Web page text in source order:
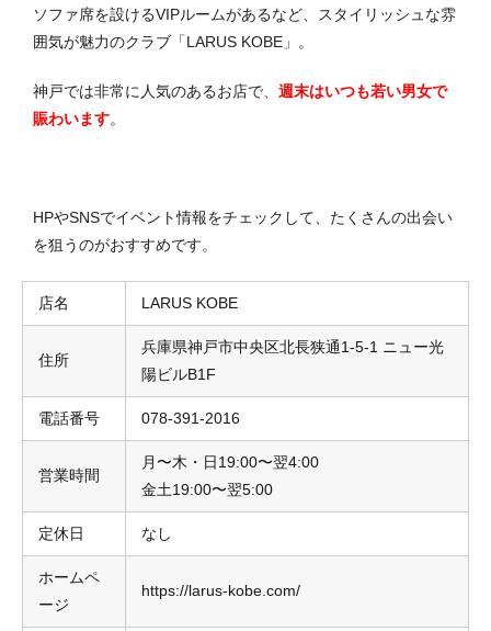
ソファ席を設けるVIPルームがあるなど、スタイリッシュな雰
囲気が魅力のクラブ「LARUS KOBE」。
神戸では非常に人気のあるお店で、 週末はいつも若い男女で
賑わいます。
HPやSNSでイベント情報をチェックして、たくさんの出会い
を狙うのがおすすめです。
店名 LARUS KOBE
住所
兵庫県神戸市中央区北長狭通1-5-1 ニュー光
陽ビルB1F
電話番号 078-391-2016
営業時間
月〜木・日19:00〜翌4:00
金土19:00〜翌5:00
定休日 なし
ホームペ
ージ
https://larus-kobe.com/